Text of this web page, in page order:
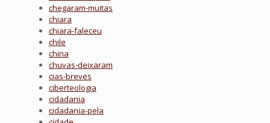
chegaram-muitas
chiara
chiara-faleceu
chile
china
chuvas-deixaram
cias-breves
ciberteologia
cidadania
cidadania-pela